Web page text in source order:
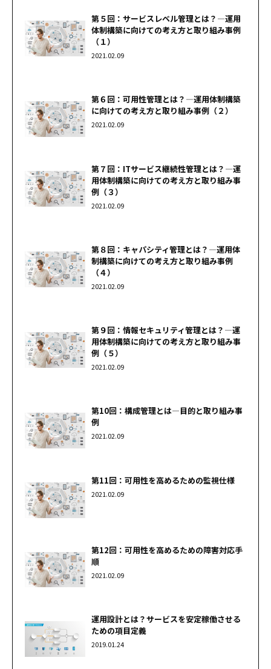
第５回：サービスレベル管理とは？―運用
体制構築に向けての考え方と取り組み事例
（１）
2021.02.09
第６回：可用性管理とは？―運用体制構築
に向けての考え方と取り組み事例（２）
2021.02.09
第７回：ITサービス継続性管理とは？―運
用体制構築に向けての考え方と取り組み事
例（３）
2021.02.09
第８回：キャパシティ管理とは？―運用体
制構築に向けての考え方と取り組み事例
（４）
2021.02.09
第９回：情報セキュリティ管理とは？―運
用体制構築に向けての考え方と取り組み事
例（５）
2021.02.09
第10回：構成管理とは―目的と取り組み事
例
2021.02.09
第11回：可用性を高めるための監視仕様
2021.02.09
第12回：可用性を高めるための障害対応手
順
2021.02.09
運用設計とは？サービスを安定稼働させる
ための項目定義
2019.01.24